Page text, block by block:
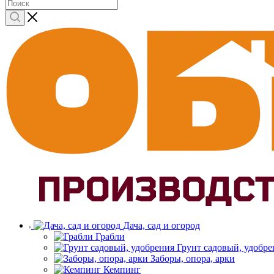
Дача, сад и огород
Грабли
Грунт садовый,
Заборы, опора, арки
Кемпинг